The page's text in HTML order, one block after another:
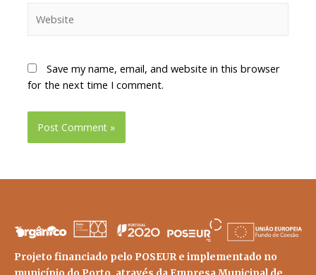
Save my name, email, and website in this browser
for the next time I comment.
Projeto financiado pelo POSEUR e implementado no